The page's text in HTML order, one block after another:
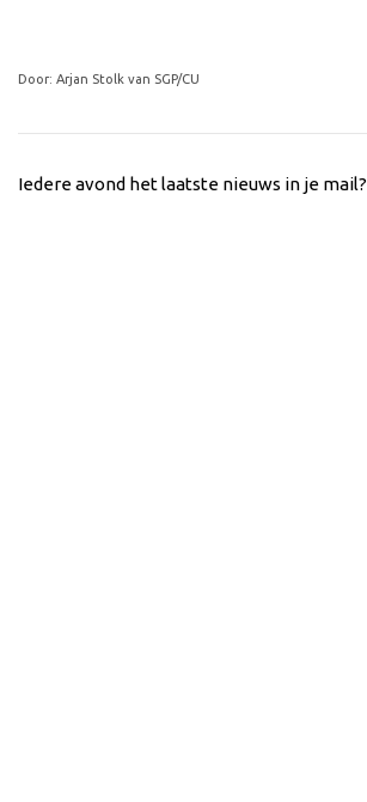
Door: Arjan Stolk van SGP/CU
Iedere avond het laatste nieuws in je mail?